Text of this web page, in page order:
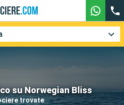
su Norwegian Bliss
trovate